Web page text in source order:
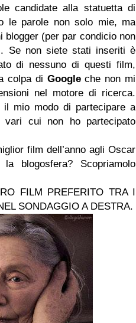
candidate alla statuetta di
le parole non solo mie, ma
blogger (per par condicio non
Se non siete stati inseriti è
di nessuno di questi film,
colpa di Googleche non mi
nel motore di ricerca.
il mio modo di partecipare a
cui non ho partecipato
film dell’anno agli Oscar
blogosfera? Scopriamolo
FILM PREFERITO TRA I
SONDAGGIO A DESTRA.